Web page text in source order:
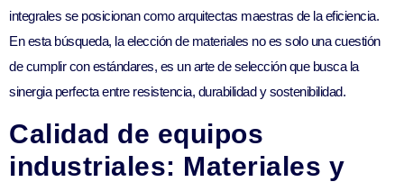
integrales se posicionan como arquitectas maestras de la eficiencia.
En esta búsqueda, la elección de materiales no es solo una cuestión
de cumplir con estándares, es un arte de selección que busca la
sinergia perfecta entre resistencia, durabilidad y sostenibilidad.
Calidad de equipos
industriales: Materiales y